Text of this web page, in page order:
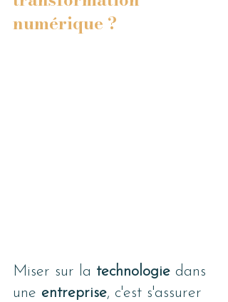
numérique ?
Miser sur la technologie dans
une entreprise, c'est s'assurer